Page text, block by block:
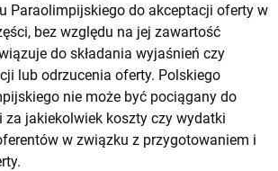
Paraolimpijskiego do akceptacji oferty w
bez względu na jej zawartość
do składania wyjaśnień czy
lub odrzucenia oferty. Polskiego
nie może być pociągany do
jakiekolwiek koszty czy wydatki
w związku z przygotowaniem i